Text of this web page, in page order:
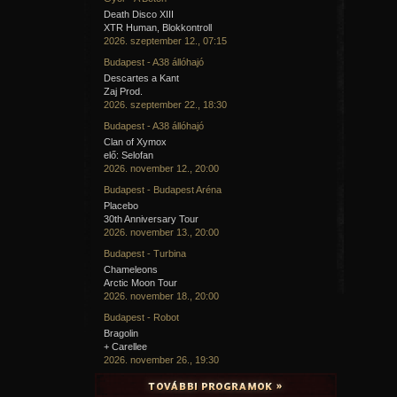
Egyik levelében ezt írja:
kétségtelenül legalább annyit érek akár a többi emberi
baktérium, Imígyen megelégedtem azzal, hogy mintegy
érdeklődéssel szemléljem a személyemet körülvevő
bizonyos megnyugvást érezzek, amely abból fakad,
jelentéktelen atomként betöltött helyemet. Azáltal,
semmivel sem törődtem, a szenvedéstől is
bírálnivalót keresnék a jelenlegi életfilozófiádban, abban
sok érzelmet követelsz meg – ami végtére is
tevékenységek legsilányabbjai közé tartozik.
fokig kellemes és kívánatos lehet, ám sokkal kevésbé fejlett
játékával jár, mint azoké, amelyekben a valódi intellektus
Meg kell itt említenünk Nietzsce hatását(1), amely
pesszimizmus-t tükröz az írónál, a keleti filozófiák
Death Disco XIII
XTR Human, Blokkontroll
2026. szeptember 12., 07:15
Budapest - A38 állóhajó
Descartes a Kant
Zaj Prod.
2026. szeptember 22., 18:30
Budapest - A38 állóhajó
Clan of Xymox
elő: Selofan
2026. november 12., 20:00
Budapest - Budapest Aréna
Placebo
30th Anniversary Tour
2026. november 13., 20:00
Budapest - Turbina
Chameleons
Arctic Moon Tour
2026. november 18., 20:00
Budapest - Robot
Bragolin
+ Carellee
2026. november 26., 19:30